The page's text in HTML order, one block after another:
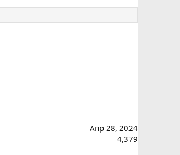
Апр 28, 2024
4,379